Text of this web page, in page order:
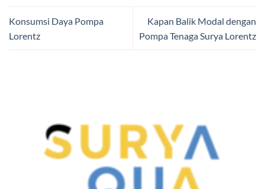
Konsumsi Daya Pompa
Lorentz
Kapan Balik Modal dengan
Pompa Tenaga Surya Lorentz